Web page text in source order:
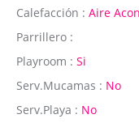
Calefacción : Aire
Parrillero :
Playroom : Si
Serv.Mucamas : No
Serv.Playa : No